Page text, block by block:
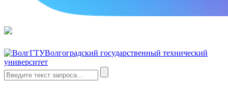
Волгоградский государственный технический
университет